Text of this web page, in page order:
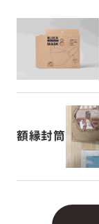
額縁封筒